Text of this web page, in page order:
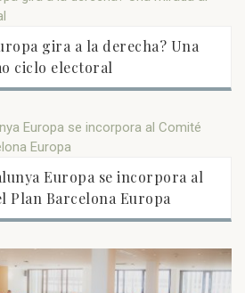
gira a la derecha? Una
ciclo electoral
Europa se incorpora al
Plan Barcelona Europa